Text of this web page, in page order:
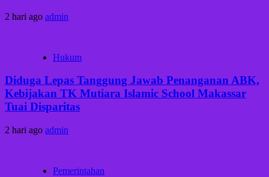
2 hari ago admin
Hukum
Diduga Lepas Tanggung Jawab Penanganan ABK,
Kebijakan TK Mutiara Islamic School Makassar
Tuai Disparitas
2 hari ago admin
Pemerintahan